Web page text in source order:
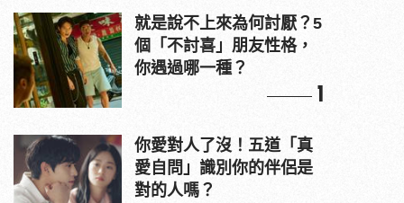
就是說不上來為何討厭？5
個「不討喜」朋友性格，
你遇過哪一種？
1
你愛對人了沒！五道「真
愛自問」識別你的伴侶是
對的人嗎？